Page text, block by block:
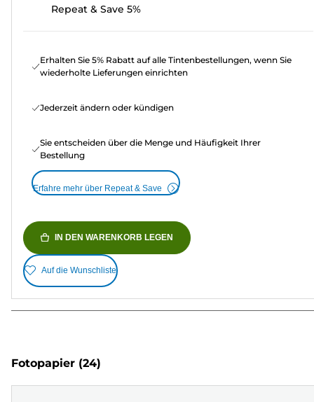
Repeat & Save 5%
Erhalten Sie 5% Rabatt auf alle Tintenbestellungen, wenn Sie
wiederholte Lieferungen einrichten
Jederzeit ändern oder kündigen
Sie entscheiden über die Menge und Häufigkeit Ihrer
Bestellung
Erfahre mehr über Repeat & Save
IN DEN WARENKORB LEGEN
Auf die Wunschliste
Fotopapier (24)